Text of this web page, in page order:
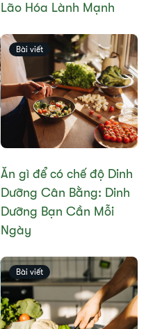
Lão Hóa Lành Mạnh
Bài viết
Ăn gì để có chế độ Dinh
Dưỡng Cân Bằng: Dinh
Dưỡng Bạn Cần Mỗi
Ngày
Bài viết